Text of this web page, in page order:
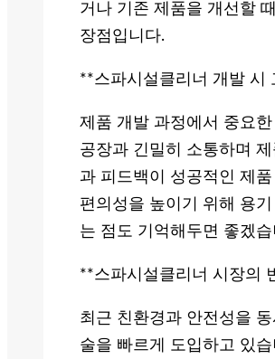
거나 기존 제품을 개선할
장점입니다.
**스파시설클리너 개발 시
제품 개발 과정에서 중요
공장과 긴밀히 소통하며
과 피드백이 성공적인 제
편의성을 높이기 위해 용
는 점도 기억해두면 좋겠습
**스파시설클리너 시장의
최근 친환경과 안전성을
술을 빠르게 도입하고 있